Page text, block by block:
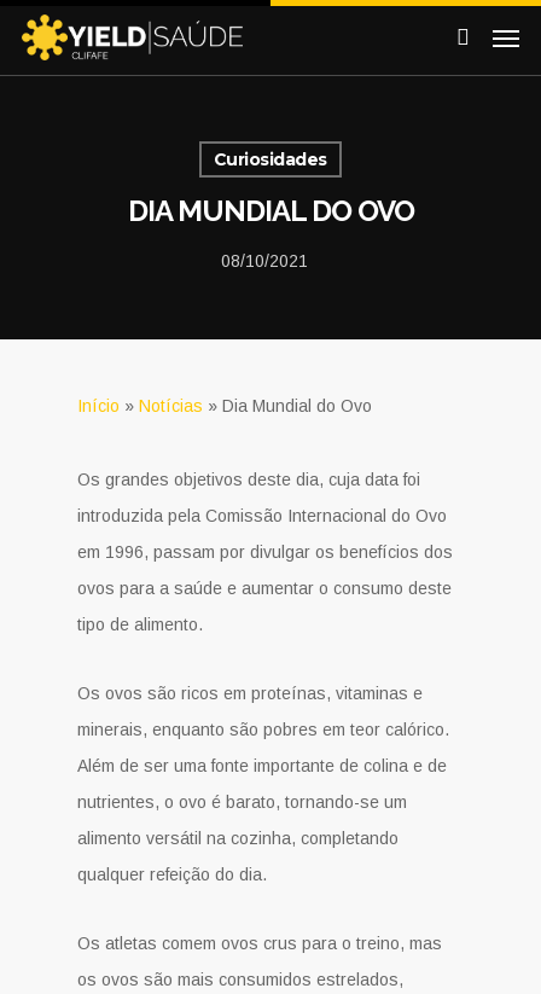
Curiosidades
DIA MUNDIAL DO OVO
08/10/2021
Início » Notícias » Dia Mundial do Ovo
Os grandes objetivos deste dia, cuja data foi
introduzida pela Comissão Internacional do Ovo
em 1996, passam por divulgar os benefícios dos
ovos para a saúde e aumentar o consumo deste
tipo de alimento.
Os ovos são ricos em proteínas, vitaminas e
minerais, enquanto são pobres em teor calórico.
Além de ser uma fonte importante de colina e de
nutrientes, o ovo é barato, tornando-se um
alimento versátil na cozinha, completando
qualquer refeição do dia.
Os atletas comem ovos crus para o treino, mas
os ovos são mais consumidos estrelados,